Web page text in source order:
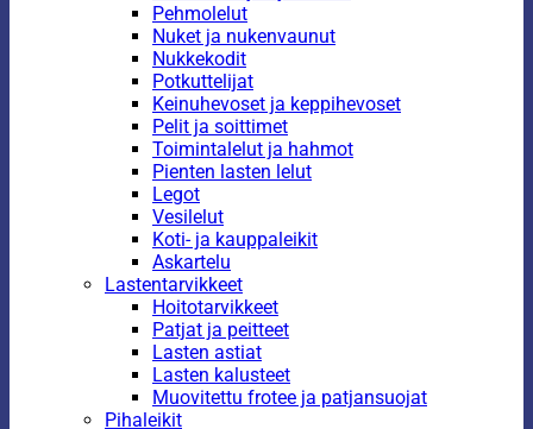
Pehmolelut
Nuket ja nukenvaunut
Nukkekodit
Potkuttelijat
Keinuhevoset ja keppihevoset
Pelit ja soittimet
Toimintalelut ja hahmot
Pienten lasten lelut
Legot
Vesilelut
Koti- ja kauppaleikit
Askartelu
Lastentarvikkeet
Hoitotarvikkeet
Patjat ja peitteet
Lasten astiat
Lasten kalusteet
Muovitettu frotee ja patjansuojat
Pihaleikit